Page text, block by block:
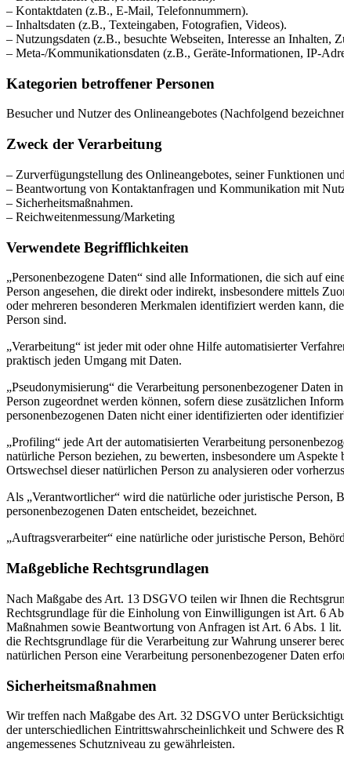
– Kontaktdaten (z.B., E-Mail, Telefonnummern).
– Inhaltsdaten (z.B., Texteingaben, Fotografien, Videos).
– Nutzungsdaten (z.B., besuchte Webseiten, Interesse an Inhalten,
– Meta-/Kommunikationsdaten (z.B., Geräte-Informationen, IP-
Kategorien betroffener Personen
Besucher und Nutzer des Onlineangebotes (Nachfolgend
Zweck der Verarbeitung
– Zurverfügungstellung des Onlineangebotes, seiner Funktionen
– Beantwortung von Kontaktanfragen und Kommunikation mit
– Sicherheitsmaßnahmen.
– Reichweitenmessung/Marketing
Verwendete Begrifflichkeiten
„Personenbezogene Daten“ sind alle Informationen, die sich auf
Person angesehen, die direkt oder indirekt, insbesondere mittels
oder mehreren besonderen Merkmalen identifiziert werden kann,
Person sind.
„Verarbeitung“ ist jeder mit oder ohne Hilfe automatisierter
praktisch jeden Umgang mit Daten.
„Pseudonymisierung“ die Verarbeitung personenbezogener Daten
Person zugeordnet werden können, sofern diese zusätzlichen
personenbezogenen Daten nicht einer identifizierten oder
„Profiling“ jede Art der automatisierten Verarbeitung
natürliche Person beziehen, zu bewerten, insbesondere um
Ortswechsel dieser natürlichen Person zu analysieren oder
Als „Verantwortlicher“ wird die natürliche oder juristische Person,
personenbezogenen Daten entscheidet, bezeichnet.
„Auftragsverarbeiter“ eine natürliche oder juristische Person,
Maßgebliche Rechtsgrundlagen
Nach Maßgabe des Art. 13 DSGVO teilen wir Ihnen die
Rechtsgrundlage für die Einholung von Einwilligungen ist Art. 6
Maßnahmen sowie Beantwortung von Anfragen ist Art. 6 Abs. 1
die Rechtsgrundlage für die Verarbeitung zur Wahrung unserer
natürlichen Person eine Verarbeitung personenbezogener Daten
Sicherheitsmaßnahmen
Wir treffen nach Maßgabe des Art. 32 DSGVO unter
der unterschiedlichen Eintrittswahrscheinlichkeit und Schwere des
angemessenes Schutzniveau zu gewährleisten.